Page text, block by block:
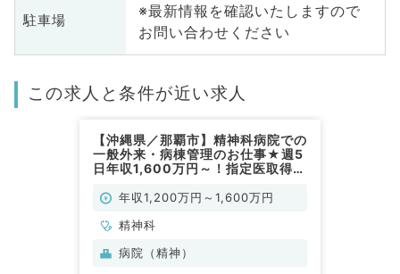
駐車場
※最新情報を確認いたしますので
お問い合わせください
この求人と条件が近い求人
【沖縄県／那覇市】精神科病院での
一般外来・病棟管理のお仕事★週5
日年収1,600万円～！指定医取得見
常勤）年収1,200万円～1,600万円
精神科
病院（精神）